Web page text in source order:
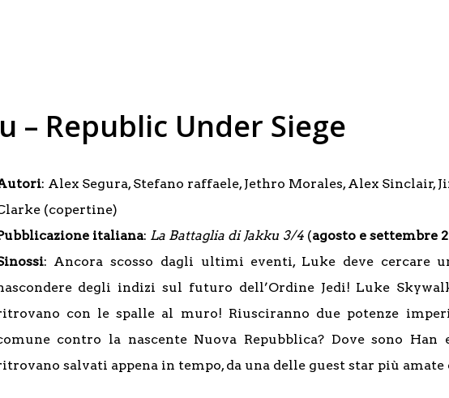
– Republic Under Siege
: Alex Segura, Stefano raffaele, Jethro Morales, Alex Sinclair,
(copertine)
italiana: La Battaglia di Jakku 3/4 (agosto e settembre
: Ancora scosso dagli ultimi eventi, Luke deve cercare
degli indizi sul futuro dell’Ordine Jedi! Luke
con le spalle al muro! Riusciranno due potenze
contro la nascente Nuova Repubblica? Dove sono Han
salvati appena in tempo, da una delle guest star più amate